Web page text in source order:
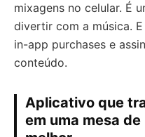
mixagens no celular. É
divertir com a música.
in-app purchases e
conteúdo.
Aplicativo que
em uma mesa